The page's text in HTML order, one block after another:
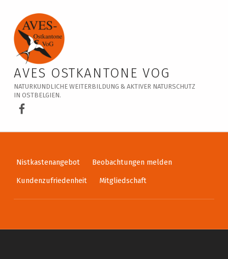
Veranstaltungskalender – AVES Ostkantone VoG
AVES OSTKANTONE VOG
NATURKUNDLICHE WEITERBILDUNG & AKTIVER NATURSCHUTZ
IN OSTBELGIEN.
AVES Ostkantone bei Facebook
Nistkastenangebot
Beobachtungen melden
Kundenzufriedenheit
Mitgliedschaft